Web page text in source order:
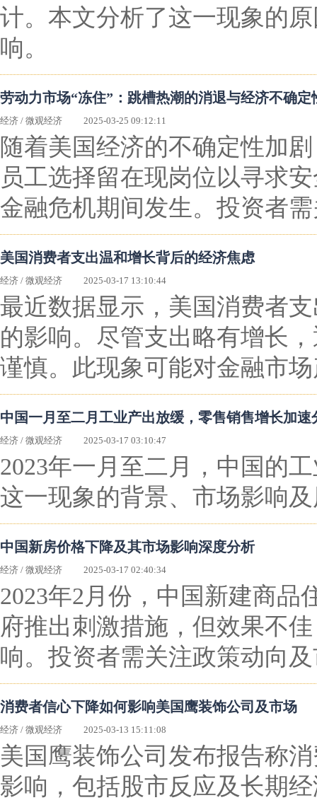
计。本文分析了这一现象的
响。
劳动力市场“冻住”：跳槽热潮的消退与经济不确定
经济 / 微观经济 2025-03-25 09:12:11
随着美国经济的不确定性加
员工选择留在现岗位以寻求
金融危机期间发生。投资者
美国消费者支出温和增长背后的经济焦虑
经济 / 微观经济 2025-03-17 13:10:44
最近数据显示，美国消费者
的影响。尽管支出略有增长
谨慎。此现象可能对金融市
中国一月至二月工业产出放缓，零售销售增长加速
经济 / 微观经济 2025-03-17 03:10:47
2023年一月至二月，中国的
这一现象的背景、市场影响
中国新房价格下降及其市场影响深度分析
经济 / 微观经济 2025-03-17 02:40:34
2023年2月份，中国新建商
府推出刺激措施，但效果不
响。投资者需关注政策动向
消费者信心下降如何影响美国鹰装饰公司及市场
经济 / 微观经济 2025-03-13 15:11:08
美国鹰装饰公司发布报告称
影响，包括股市反应及长期